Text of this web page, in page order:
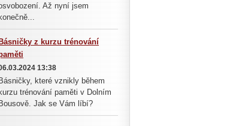
Až nyní jsem
konečně...
Básničky z kurzu trénování
13:38
Básničky, které vznikly během
kurzu trénování paměti v Dolním
Bousově. Jak se Vám líbí?